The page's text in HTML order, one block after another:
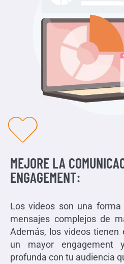
MEJORE LA
ENGAGEMENT:
Los videos son una
mensajes complejos de
Además, los videos tienen
un mayor engagement
profunda con tu audiencia